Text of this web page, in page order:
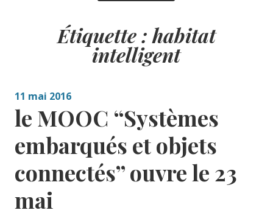
Étiquette :habitat
intelligent
11 mai 2016
le MOOC “Systèmes
embarqués et objets
connectés” ouvre le 23
mai